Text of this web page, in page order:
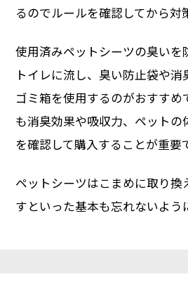
るのでルールを確認してから対
使用済みペットシーツの臭いを
トイレに流し、臭い防止袋や
ゴミ箱を使用するのがおすすめ
も消臭効果や吸収力、ペットの
を確認して購入することが重要
ペットシーツはこまめに取り換
すといった基本も忘れないよう